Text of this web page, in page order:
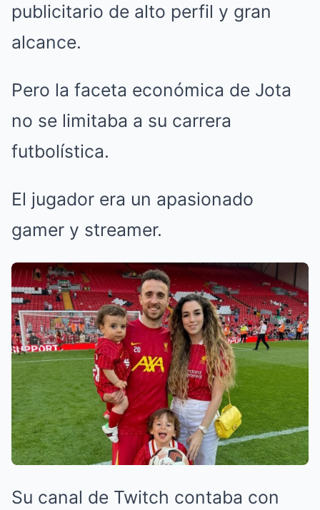
publicitario de alto perfil y gran
alcance.
Pero la faceta económica de Jota
no se limitaba a su carrera
futbolística.
El jugador era un apasionado
gamer y streamer.
Su canal de Twitch contaba con